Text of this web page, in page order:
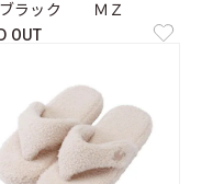
ラック ＭＺ
OUT